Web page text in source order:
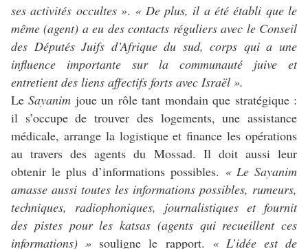
ses activités occultes ». « De plus, il a été établi que le
même (agent) a eu des contacts réguliers avec le Conseil
des Députés Juifs d’Afrique du sud, corps qui a une
influence importante sur la communauté juive et
entretient des liens affectifs forts avec Israël ».
LeSayanim joue un rôle tant mondain que stratégique :
il s’occupe de trouver des logements, une assistance
médicale, arrange la logistique et finance les opérations
au travers des agents du Mossad. Il doit aussi leur
obtenir le plus d’informations possibles. « Le Sayanim
amasse aussi toutes les informations possibles, rumeurs,
techniques, radiophoniques, journalistiques et fournit
des pistes pour les katsas (agents qui recueillent ces
informations) » souligne le rapport. « L’idée est de